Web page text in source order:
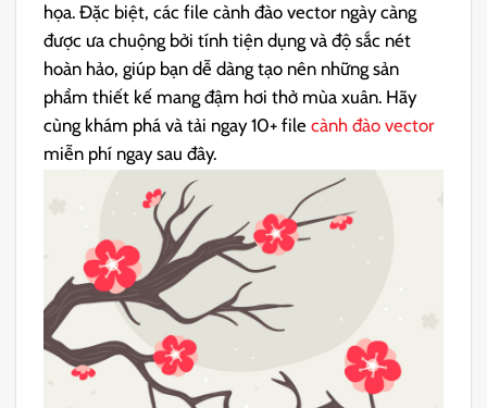
họa. Đặc biệt, các file cành đào vector ngày càng
được ưa chuộng bởi tính tiện dụng và độ sắc nét
hoàn hảo, giúp bạn dễ dàng tạo nên những sản
phẩm thiết kế mang đậm hơi thở mùa xuân. Hãy
cùng khám phá và tải ngay 10+ filecành đào vector
miễn phí ngay sau đây.